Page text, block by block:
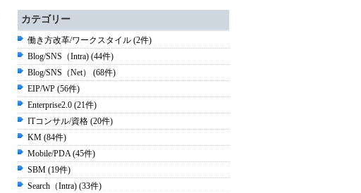
カテゴリー
働き方改革/ワークスタイル (2件)
Blog/SNS（Intra) (44件)
Blog/SNS（Net） (68件)
EIP/WP (56件)
Enterprise2.0 (21件)
ITコンサル/資格 (20件)
KM (84件)
Mobile/PDA (45件)
SBM (19件)
Search（Intra) (33件)